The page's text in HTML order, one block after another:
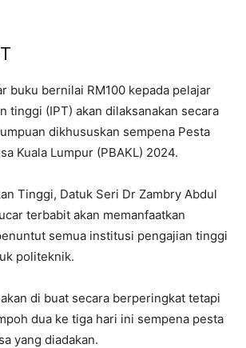
buku bernilai RM100 kepada pelajar
tinggi (IPT) akan dilaksanakan secara
dikhususkan sempena Pesta
Kuala Lumpur (PBAKL) 2024.
Tinggi, Datuk Seri Dr Zambry Abdul
terbabit akan memanfaatkan
semua institusi pengajian tinggi
politeknik.
di buat secara berperingkat tetapi
dua ke tiga hari ini sempena pesta
yang diadakan.